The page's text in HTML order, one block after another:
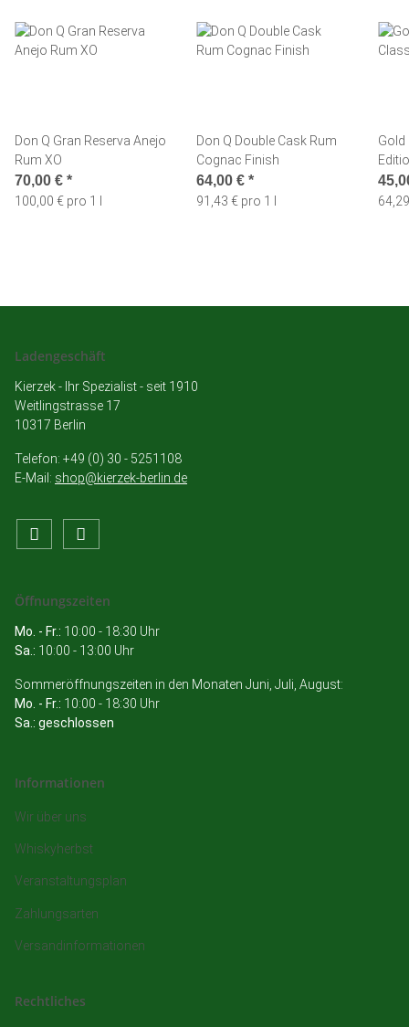
Don Q Gran Reserva Anejo
Rum XO
70,00 € *
100,00 € pro 1 l
Don Q Double Cask Rum
Cognac Finish
64,00 € *
91,43 € pro 1 l
Ladengeschäft
Kierzek - Ihr Spezialist - seit 1910
Weitlingstrasse 17
10317 Berlin
Telefon: +49 (0) 30 - 5251108
E-Mail: shop@kierzek-berlin.de
Öffnungszeiten
Mo. - Fr.: 10:00 - 18:30 Uhr
Sa.: 10:00 - 13:00 Uhr
Sommeröffnungszeiten in den Monaten Juni, Juli, August:
Mo. - Fr.: 10:00 - 18:30 Uhr
Sa.: geschlossen
Informationen
Wir über uns
Whiskyherbst
Veranstaltungsplan
Zahlungsarten
Versandinformationen
Rechtliches